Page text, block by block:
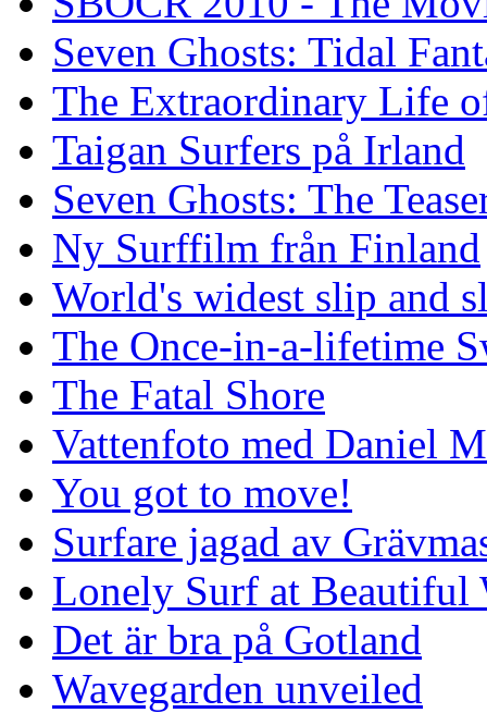
Seven Ghosts: Tidal
The Extraordinary Life
Taigan Surfers på Irland
Seven Ghosts: The
Ny Surffilm från Finland
World's widest slip and
The Once-in-a-lifetime
The Fatal Shore
Vattenfoto med Daniel
You got to move!
Surfare jagad av
Lonely Surf at Beautiful
Det är bra på Gotland
Wavegarden unveiled